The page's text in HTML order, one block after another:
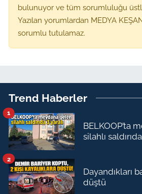
bulunuyor ve tüm sorumluluğu
Yazılan yorumlardan MEDYA
sorumlu tutulamaz.
Trend Haberler
BELKOOP’ta
silahlı
1
Dayandıkları
düştü
2